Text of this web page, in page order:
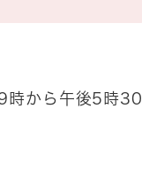
時から午後5時30